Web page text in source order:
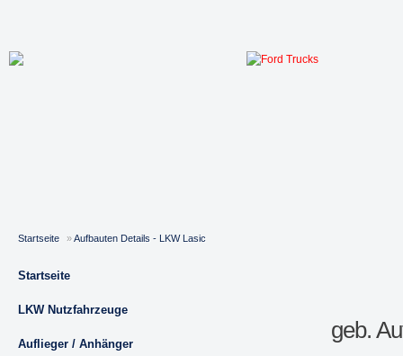
Startseite »Aufbauten Details - LKW Lasic
Startseite
LKW Nutzfahrzeuge
Auflieger / Anhänger
geb.